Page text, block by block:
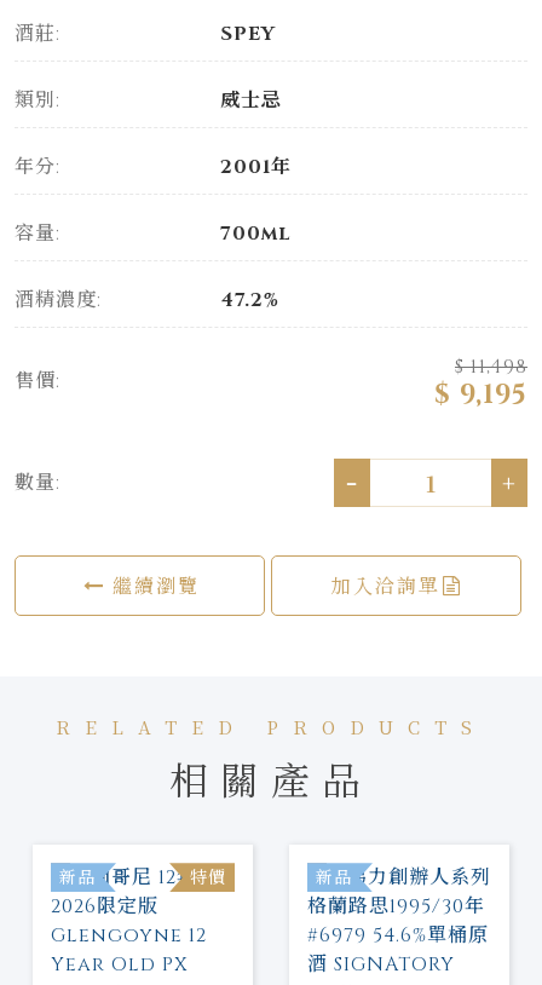
酒莊: SPEY
類別: 威士忌
年分: 2001年
容量: 700ml
酒精濃度: 47.2%
售價:
$ 11,498
$ 9,195
數量: - +
繼續瀏覽 加入洽詢單
RELATED PRODUCTS
相關產品
新品 特價 新品